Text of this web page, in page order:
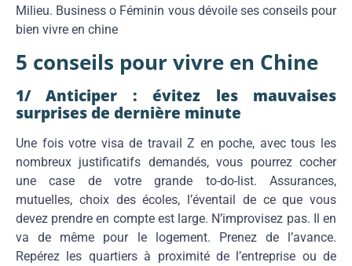
Milieu. Business o Féminin vous dévoile ses conseils pour
bien vivre en chine
5 conseils pour vivre en Chine
1/ Anticiper : évitez les mauvaises
surprises de dernière minute
Une fois votre visa de travail Z en poche, avec tous les
nombreux justificatifs demandés, vous pourrez cocher
une case de votre grande to-do-list. Assurances,
mutuelles, choix des écoles, l’éventail de ce que vous
devez prendre en compte est large. N’improvisez pas. Il en
va de même pour le logement. Prenez de l’avance.
Repérez les quartiers à proximité de l’entreprise ou de